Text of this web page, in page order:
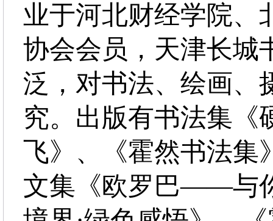
业于河北财经学院、
协会会员，天津长城
泛，对书法、绘画、
究。出版有书法集
飞》、《霍然书法集
文集《欧罗巴——与